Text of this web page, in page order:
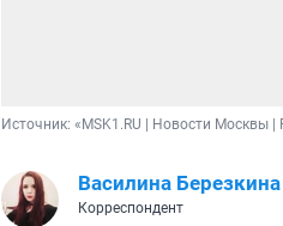
Источник: «MSK1.RU | Новости Москвы |
Василина Березкина
Корреспондент